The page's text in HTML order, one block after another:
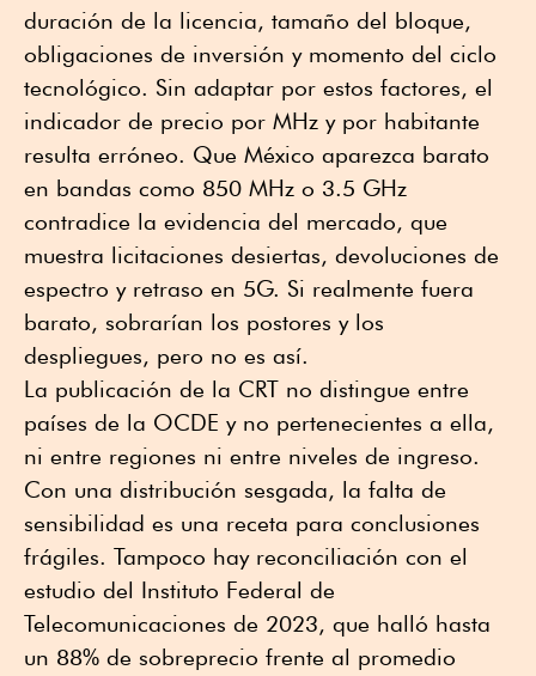
duración de la licencia, tamaño del bloque,
obligaciones de inversión y momento del ciclo
tecnológico. Sin adaptar por estos factores, el
indicador de precio por MHz y por habitante
resulta erróneo. Que México aparezca barato
en bandas como 850 MHz o 3.5 GHz
contradice la evidencia del mercado, que
muestra licitaciones desiertas, devoluciones de
espectro y retraso en 5G. Si realmente fuera
barato, sobrarían los postores y los
despliegues, pero no es así.
La publicación de la CRT no distingue entre
países de la OCDE y no pertenecientes a ella,
ni entre regiones ni entre niveles de ingreso.
Con una distribución sesgada, la falta de
sensibilidad es una receta para conclusiones
frágiles. Tampoco hay reconciliación con el
estudio del Instituto Federal de
Telecomunicaciones de 2023, que halló hasta
un 88% de sobreprecio frente al promedio